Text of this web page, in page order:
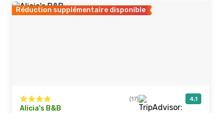
Réduction supplémentaire disponible
(17) 4,1
Alicia's B&B